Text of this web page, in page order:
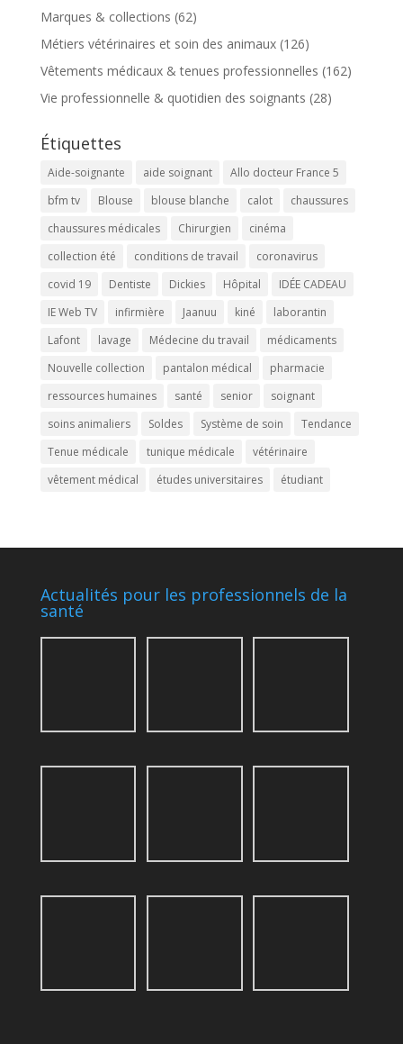
Marques & collections (62)
Métiers vétérinaires et soin des animaux(126)
Vêtements médicaux & tenues professionnelles (162)
Vie professionnelle & quotidien des soignants (28)
Étiquettes
Aide-soignante aide soignant
Allo docteur France 5
bfm tv
Blouse blouse blanche calot
chaussures
chaussures médicales
Chirurgien
cinéma
collection été
conditions de travail
coronavirus
covid 19
Dentiste Dickies Hôpital
IDÉE CADEAU
IE Web TV
infirmière Jaanuu kiné
laborantin
Lafont
lavage Médecine du travail
médicaments
Nouvelle collection
pantalon médical
pharmacie
ressources humaines
santé senior
soignant
soins animaliers
Soldes Système de soin
Tendance
Tenue médicale
tunique médicale
vétérinaire
vêtement médical
études universitaires étudiant
Actualités pour les professionnels de la
santé